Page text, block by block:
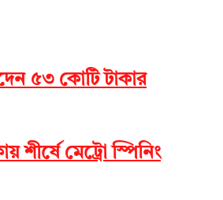
৫৩ কোটি টাকার
শীর্ষে মেট্রো স্পিনিং